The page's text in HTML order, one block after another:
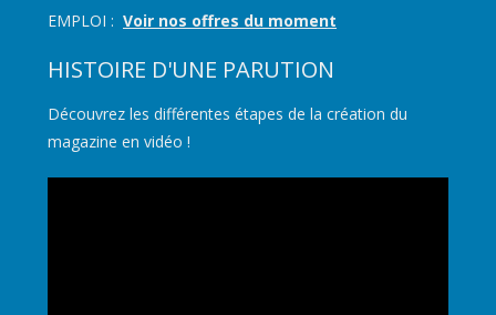
EMPLOI : Voir nos offres du moment
HISTOIRE D'UNE PARUTION
Découvrez les différentes étapes de la création du
magazine en vidéo !